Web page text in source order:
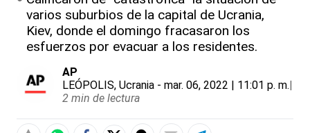
varios suburbios de la capital de Ucrania,
Kiev, donde el domingo fracasaron los
esfuerzos por evacuar a los residentes.
AP
LEÓPOLIS, Ucrania - mar. 06, 2022 | 11:01 p. m.|
2 min de lectura